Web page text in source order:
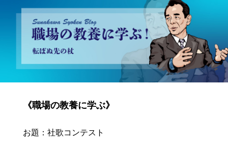
砂川昇建会長ブログ 職場の教養に学ぶ！～転ばぬ先の杖～
《職場の教養に学ぶ》
お題：社歌コンテスト